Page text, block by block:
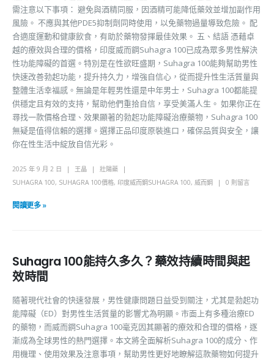
需注意以下事項： 避免與酒精同服，因酒精可能降低藥效並增加副作用
風險。 不應與其他PDE5抑制劑同時使用，以免藥物過量導致危險。 配
合適度運動和健康飲食，有助於藥物發揮最佳效果。 五、結語 憑藉卓
越的療效與合理的價格，印度威而鋼Suhagra 100已成為眾多男性解決
性功能障礙的首選。特別是在性欲旺盛期，Suhagra 100能夠幫助男性
快速改善勃起功能，提升持久力，增強自信心，從而提升性生活質量與
整體生活幸福感。無論是年輕男性還是中年男士，Suhagra 100都能提
供穩定且有效的支持，幫助他們重拾自信，享受美滿人生。 如果你正在
尋找一款價格合理、效果顯著的勃起功能障礙治療藥物，Suhagra 100
無疑是值得信賴的選擇。選擇正品印度原裝進口，確保品質與安全，讓
你在性生活中綻放自信光彩。
2025 年 9 月 2 日 王晶
壯陽藥
SUHAGRA 100, SUHAGRA 100價格, 印度威而鋼SUHAGRA 100, 威而鋼 0 則留言
閱讀更多 »
Suhagra 100能持久多久？藥效持續時間與起
效時間
隨著現代社會的快速發展，男性健康問題日益受到關注，尤其是勃起功
能障礙（ED）對男性生活質量的影響尤為明顯。市面上有多種治療ED
的藥物，而威而鋼Suhagra 100毫克因其顯著的療效和合理的價格，逐
漸成為全球男性的熱門選擇。本文將全面解析Suhagra 100的成分、作
用機理、使用效果及注意事項，幫助男性更好地瞭解這款藥物如何提升